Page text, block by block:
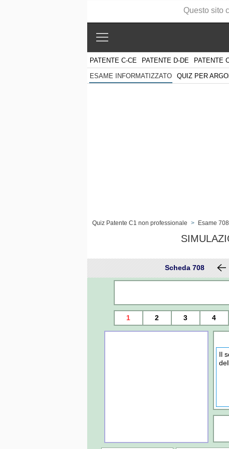
PATENTE C-CE PATENTE D-DE PATENTE
ESAME INFORMATIZZATO QUIZ PER
Quiz Patente C1 non professionale > Esame 708
Scheda 708
1 2 3 4
Il
Questo sito